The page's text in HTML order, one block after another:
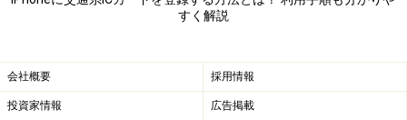
・エクスプレスカードをオン
エクスプレスカードをオンで完了
すく解説
会社概要 採用情報
投資家情報 広告掲載